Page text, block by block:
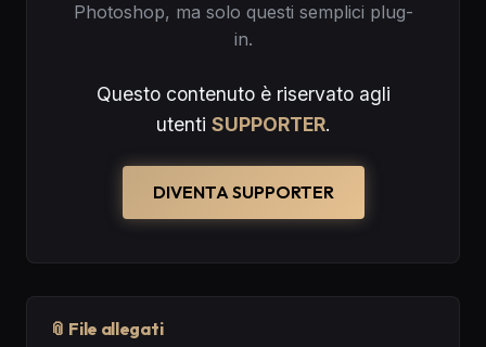
Photoshop, ma solo questi semplici plug-
in.
Questo contenuto è riservato agli
utenti SUPPORTER.
DIVENTA SUPPORTER
📎 File allegati